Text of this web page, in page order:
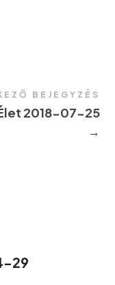
BEJEGYZÉS
2018-07-25
→
29